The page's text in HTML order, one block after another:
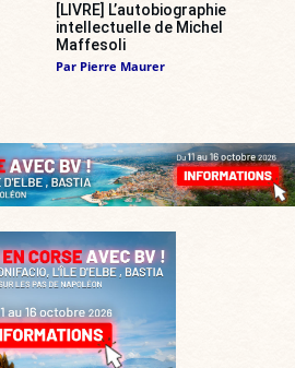
[LIVRE] L’autobiographie
intellectuelle de Michel
Maffesoli
Par Pierre Maurer